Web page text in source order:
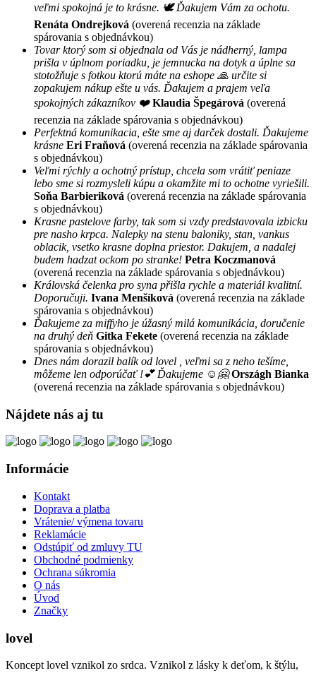
veľmi spokojná je to krásne. 🕊 Ďakujem Vám za ochotu.
Renáta Ondrejková (overená recenzia na základe
spárovania s objednávkou)
Tovar ktorý som si objednala od Vás je nádherný, lampa
prišla v úplnom poriadku, je jemnucka na dotyk a úplne sa
stotožňuje s fotkou ktorú máte na eshope 🙏 určite si
zopakujem nákup ešte u vás. Ďakujem a prajem veľa
spokojných zákazníkov ❤️ Klaudia Špegárová (overená
recenzia na základe spárovania s objednávkou)
Perfektná komunikacia, ešte sme aj darček dostali. Ďakujeme
krásne Eri Fraňová (overená recenzia na základe spárovania
s objednávkou)
Veľmi rýchly a ochotný prístup, chcela som vrátiť peniaze
lebo sme si rozmysleli kúpu a okamžite mi to ochotne vyriešili.
Soňa Barbieriková (overená recenzia na základe spárovania
s objednávkou)
Krasne pastelove farby, tak som si vzdy predstavovala izbicku
pre nasho krpca. Nalepky na stenu baloniky, stan, vankus
oblacik, vsetko krasne doplna priestor. Dakujem, a nadalej
budem hadzat ockom po stranke! Petra Koczmanová
(overená recenzia na základe spárovania s objednávkou)
Královská čelenka pro syna přišla rychle a materiál kvalitní.
Doporučuji. Ivana Menšíková (overená recenzia na základe
spárovania s objednávkou)
Ďakujeme za miffyho je úžasný milá komunikácia, doručenie
na druhý deň Gitka Fekete (overená recenzia na základe
spárovania s objednávkou)
Dnes nám dorazil balík od lovel , veľmi sa z neho tešíme,
môžeme len odporúčať !💕 Ďakujeme ☺️🤗 Országh Bianka
(overená recenzia na základe spárovania s objednávkou)
Nájdete nás aj tu
Informácie
Kontakt
Doprava a platba
Vrátenie/ výmena tovaru
Reklamácie
Odstúpiť od zmluvy TU
Obchodné podmienky
Ochrana súkromia
O nás
Úvod
Značky
lovel
Koncept lovel vznikol zo srdca. Vznikol z lásky k deťom, k štýlu,